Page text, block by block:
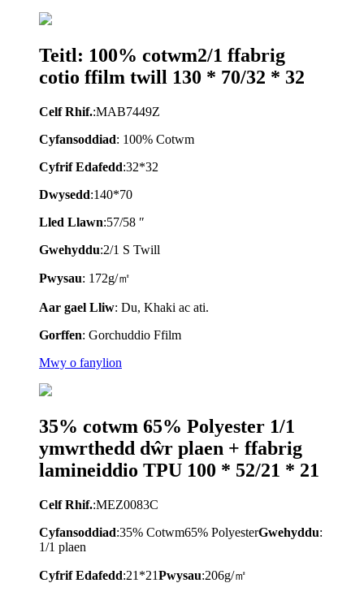
Teitl: 100% cotwm2/1 ffabrig
cotio ffilm twill 130 * 70/32 * 32
Celf Rhif.:MAB7449Z
Cyfansoddiad: 100% Cotwm
Cyfrif Edafedd:32*32
Dwysedd:140*70
Lled Llawn:57/58 ″
Gwehyddu:2/1 S Twill
Pwysau: 172g/㎡
Aar gael Lliw: Du, Khaki ac ati.
Gorffen: Gorchuddio Ffilm
Mwy o fanylion
35% cotwm 65% Polyester 1/1
ymwrthedd dŵr plaen + ffabrig
lamineiddio TPU 100 * 52/21 * 21
Celf Rhif.:MEZ0083C
Cyfansoddiad:35% Cotwm65% PolyesterGwehyddu:
1/1 plaen
Cyfrif Edafedd:21*21Pwysau:206g/㎡